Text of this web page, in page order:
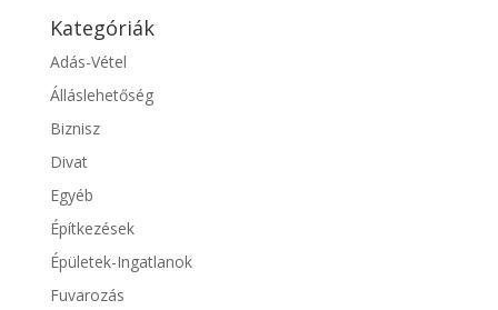
Kategóriák
Adás-Vétel
Álláslehetőség
Biznisz
Divat
Egyéb
Építkezések
Épületek-Ingatlanok
Fuvarozás